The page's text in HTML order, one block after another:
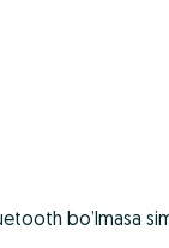
bo’lmasa